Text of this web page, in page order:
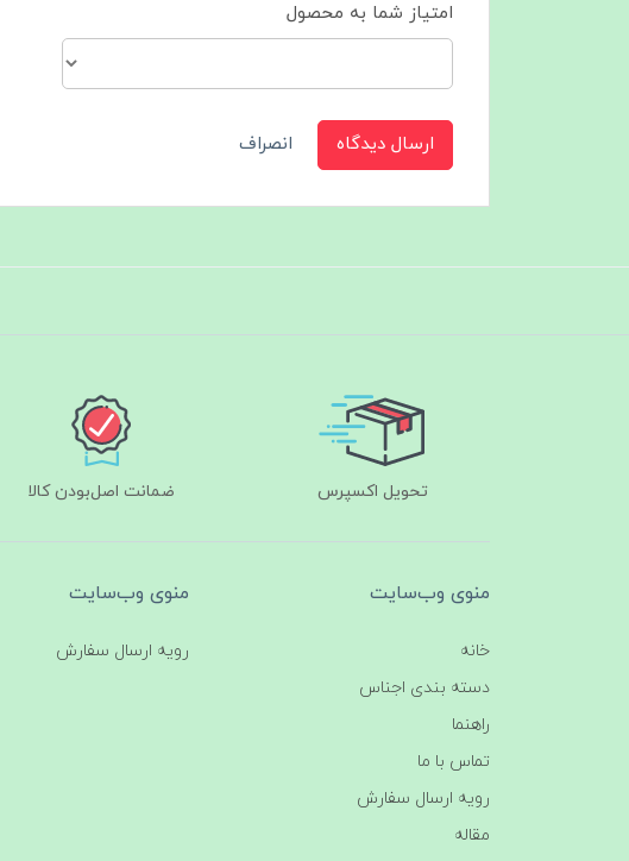
امتیاز شما به محصول
ارسال دیدگاه انصراف
تحویل اکسپرس ضمانت اصل‌بودن کالا
منوی وب‌سایت
خانه
دسته بندی اجناس
راهنما
تماس با ما
رویه ارسال سفارش
مقاله
منوی وب‌سایت
رویه ارسال سفارش